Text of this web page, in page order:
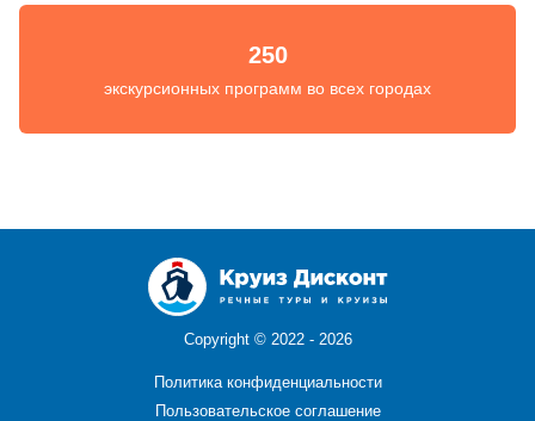
250
экскурсионных программ во всех городах
Copyright © 2022 - 2026
Политика конфиденциальности
Пользовательское соглашение